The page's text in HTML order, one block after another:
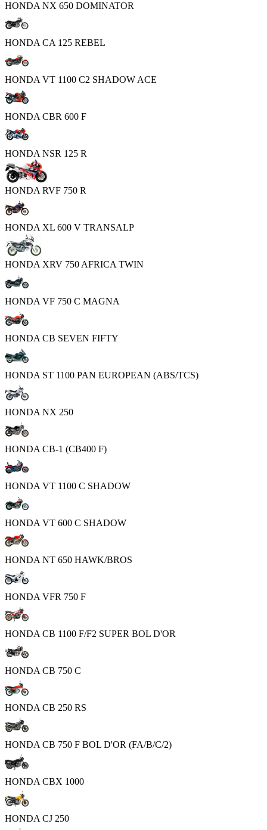
HONDA NX 650 DOMINATOR
HONDA CA 125 REBEL
HONDA VT 1100 C2 SHADOW ACE
HONDA CBR 600 F
HONDA NSR 125 R
HONDA RVF 750 R
HONDA XL 600 V TRANSALP
HONDA XRV 750 AFRICA TWIN
HONDA VF 750 C MAGNA
HONDA CB SEVEN FIFTY
HONDA ST 1100 PAN EUROPEAN (ABS/TCS)
HONDA NX 250
HONDA CB-1 (CB400 F)
HONDA VT 1100 C SHADOW
HONDA VT 600 C SHADOW
HONDA NT 650 HAWK/BROS
HONDA VFR 750 F
HONDA CB 1100 F/F2 SUPER BOL D'OR
HONDA CB 750 C
HONDA CB 250 RS
HONDA CB 750 F BOL D'OR (FA/B/C/2)
HONDA CBX 1000
HONDA CJ 250